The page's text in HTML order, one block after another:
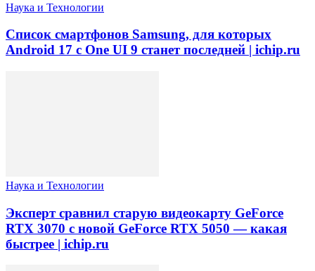
Наука и Технологии
Список смартфонов Samsung, для которых
Android 17 с One UI 9 станет последней | ichip.ru
Наука и Технологии
Эксперт сравнил старую видеокарту GeForce
RTX 3070 с новой GeForce RTX 5050 — какая
быстрее | ichip.ru